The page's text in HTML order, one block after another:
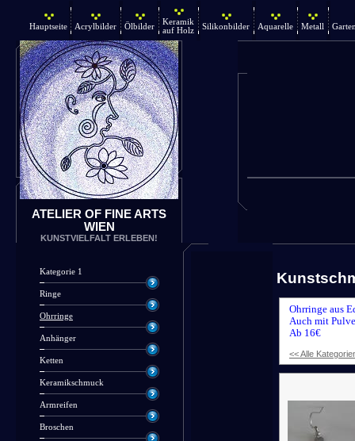
Hauptseite Acrylbilder Ölbilder
Keramik
auf Holz
Silikonbilder Aquarelle Metall
ATELIER OF FINE ARTS
WIEN
KUNSTVIELFALT ERLEBEN!
Kategorie 1
Ringe
Ohrringe
Anhänger
Ketten
Keramikschmuck
Armreifen
Broschen
Ohrringe aus
Auch mit
Ab 16€
<< Alle